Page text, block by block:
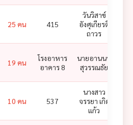
25 คน 415
วันวิสาข์
อังศุเกียรติ
ถาวร
19 คน
โรงอาหาร
อาคาร 8
นายอานนท์
สุวรรณธัย
10 คน 537
นางสาว
จรรยา เกิด
แก้ว